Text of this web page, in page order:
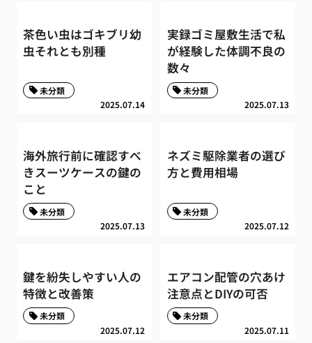
茶色い虫はゴキブリ幼
虫それとも別種
2025.07.14
未分類
実録ゴミ屋敷生活で私
が経験した体調不良の
数々
2025.07.13
未分類
海外旅行前に確認すべ
きスーツケースの鍵の
こと
2025.07.13
未分類
ネズミ駆除業者の選び
方と費用相場
2025.07.12
未分類
鍵を紛失しやすい人の
特徴と改善策
2025.07.12
未分類
エアコン配管の穴あけ
注意点とDIYの可否
2025.07.11
未分類